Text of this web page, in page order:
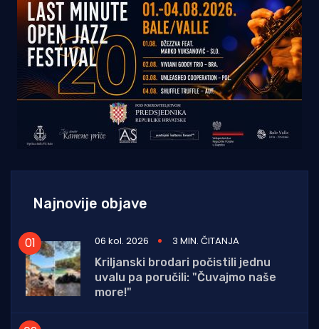
Najnovije objave
06 kol. 2026
3 MIN. ČITANJA
Kriljanski brodari počistili jednu
uvalu pa poručili: "Čuvajmo naše
more!"